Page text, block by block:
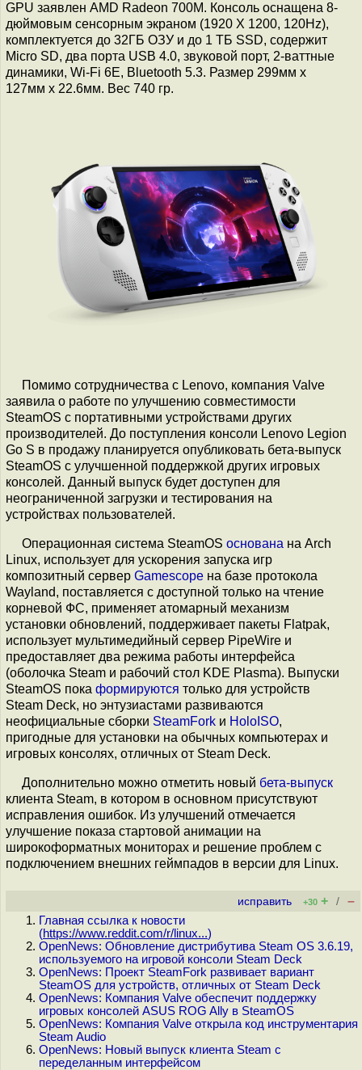
GPU заявлен AMD Radeon 700M. Консоль оснащена 8-
дюймовым сенсорным экраном (1920 X 1200, 120Hz),
комплектуется до 32ГБ ОЗУ и до 1 ТБ SSD, содержит
Micro SD, два порта USB 4.0, звуковой порт, 2-ваттные
динамики, Wi-Fi 6E, Bluetooth 5.3. Размер 299мм x
127мм x 22.6мм. Вес 740 гр.
Помимо сотрудничества с Lenovo, компания Valve
заявила о работе по улучшению совместимости
SteamOS c портативными устройствами других
производителей. До поступления консоли Lenovo Legion
Go S в продажу планируется опубликовать бета-выпуск
SteamOS с улучшенной поддержкой других игровых
консолей. Данный выпуск будет доступен для
неограниченной загрузки и тестирования на
устройствах пользователей.
Операционная система SteamOS основана на Arch
Linux, использует для ускорения запуска игр
композитный сервер Gamescope на базе протокола
Wayland, поставляется с доступной только на чтение
корневой ФС, применяет атомарный механизм
установки обновлений, поддерживает пакеты Flatpak,
использует мультимедийный сервер PipeWire и
предоставляет два режима работы интерфейса
(оболочка Steam и рабочий стол KDE Plasma). Выпуски
SteamOS пока формируются только для устройств
Steam Deck, но энтузиастами развиваются
неофициальные сборки SteamFork и HoloISO,
пригодные для установки на обычных компьютерах и
игровых консолях, отличных от Steam Deck.
Дополнительно можно отметить новый бета-выпуск
клиента Steam, в котором в основном присутствуют
исправления ошибок. Из улучшений отмечается
улучшение показа стартовой анимации на
широкоформатных мониторах и решение проблем с
подключением внешних геймпадов в версии для Linux.
исправить +30 + / –
Главная ссылка к новости
(https://www.reddit.com/r/linux...)
OpenNews: Обновление дистрибутива Steam OS 3.6.19,
используемого на игровой консоли Steam Deck
OpenNews: Проект SteamFork развивает вариант
SteamOS для устройств, отличных от Steam Deck
OpenNews: Компания Valve обеспечит поддержку
игровых консолей ASUS ROG Ally в SteamOS
OpenNews: Компания Valve открыла код инструментария
Steam Audio
OpenNews: Новый выпуск клиента Steam c
переделанным интерфейсом